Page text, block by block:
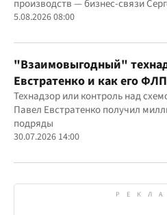
производств — бизнес-связи
Дядечко до сих пор простираются
юрисдикций
5.08.2026 08:00
"Взаимовыгодный"
Евстратенко и как его
бюджетным миллионам?
Технадзор или контроль над
Павел Евстратенко получил
подряды
30.07.2026 14:00